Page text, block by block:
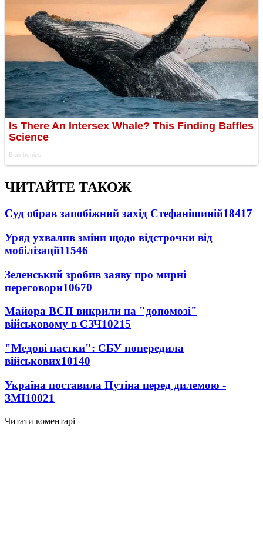
ЧИТАЙТЕ ТАКОЖ
Суд обрав запобіжний захід Стефанішиній18417
Уряд ухвалив зміни щодо відстрочки від
мобілізації11546
Зеленський зробив заяву про мирні
переговори10670
Майора ВСП викрили на "допомозі"
військовому в СЗЧ10215
"Медові пастки": СБУ попередила
військових10140
Україна поставила Путіна перед дилемою -
ЗМІ10021
Читати коментарі